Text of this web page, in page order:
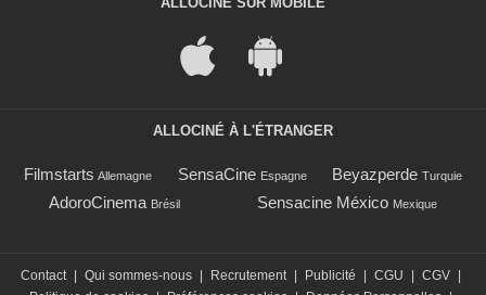
ALLOCINÉ À L'ÉTRANGER
Filmstarts Allemagne SensaCine Espagne Beyazperde Turquie
AdoroCinema Brésil Sensacine México Mexique
Contact | Qui sommes-nous | Recrutement | Publicité | CGU | CGV |